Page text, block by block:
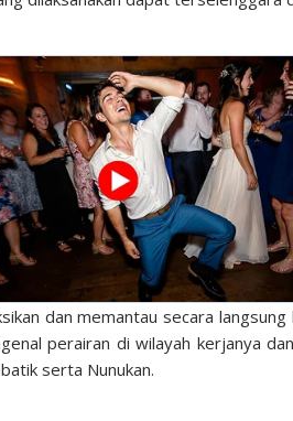
dan memantau secara
perairan di wilayah kerjanya
serta Nunukan.